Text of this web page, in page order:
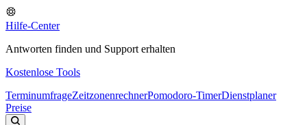
Hilfe-Center
Antworten finden und Support erhalten
Kostenlose Tools
TerminumfrageZeitzonenrechnerPomodoro-TimerDienstplaner
Preise